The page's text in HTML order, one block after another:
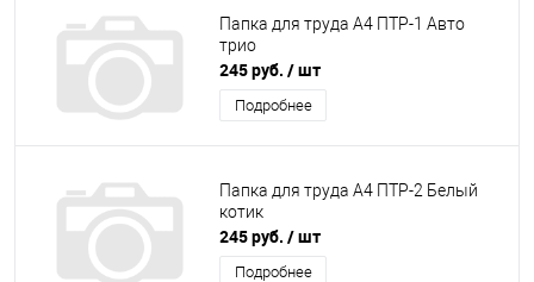
Папка для труда А4 ПТР-1 Авто
трио
245 руб. / шт
Подробнее
Папка для труда А4 ПТР-2 Белый
котик
245 руб. / шт
Подробнее